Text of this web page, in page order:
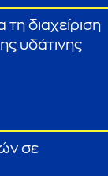
διαχείριση
υδάτινης
σε